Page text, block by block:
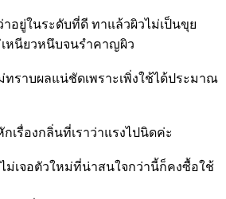
าอยู่ในระดับที่ดี ทาแล้วผิวไม่เป็นขุย
หนียวหนึบจนรำคาญผิว
ทราบผลแน่ชัดเพราะเพิ่งใช้ได้ประมาณ
เรื่องกลิ่นที่เราว่าแรงไปนิดค่ะ
ม่เจอตัวใหม่ที่น่าสนใจกว่านี้ก็คงซื้อใช้